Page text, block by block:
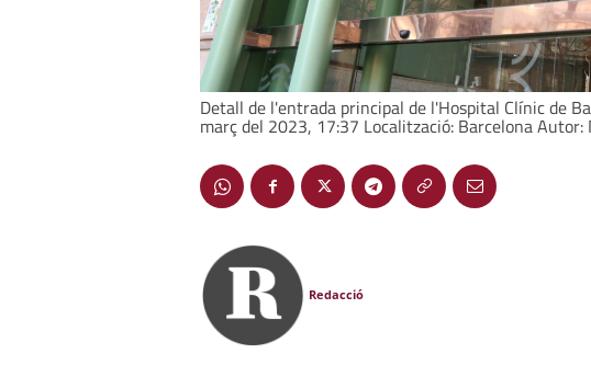
Detall de l'entrada principal de l'Hospital Clínic de
març del 2023, 17:37 Localització: Barcelona Autor:
Redacció